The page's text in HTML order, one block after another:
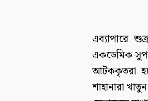
এব্যাপারে
একডেমিক
আটককৃতরা
শাহানারা